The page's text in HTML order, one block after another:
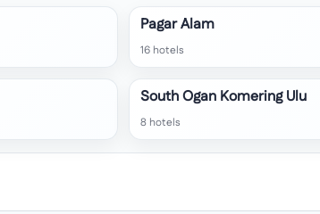
Pagar Alam
16 hotels
South Ogan Komering Ulu
8 hotels